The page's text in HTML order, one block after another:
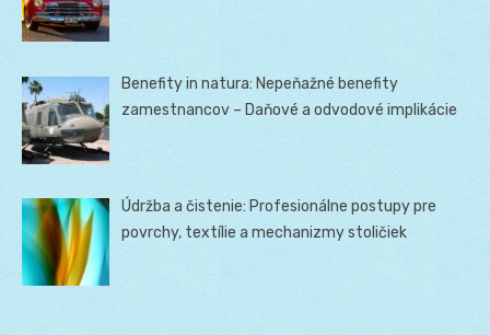
Benefity in natura: Nepeňažné benefity
zamestnancov – Daňové a odvodové implikácie
Údržba a čistenie: Profesionálne postupy pre
povrchy, textílie a mechanizmy stoličiek